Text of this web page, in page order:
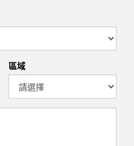
區域